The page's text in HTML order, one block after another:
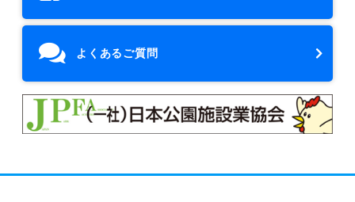
よくあるご質問